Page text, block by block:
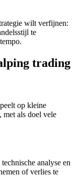
wilt verfijnen:
te
trading
op kleine
met als doel vele
analyse en
of verlies te